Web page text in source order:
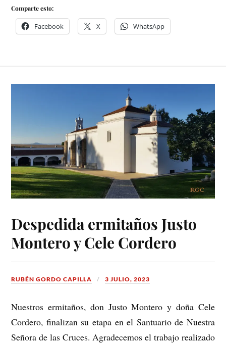
Comparte esto:
Facebook X WhatsApp
Despedida ermitaños Justo
Montero y Cele Cordero
RUBÉN GORDO CAPILLA 3 JULIO, 2023
Nuestros ermitaños, don Justo Montero y doña Cele
Cordero, finalizan su etapa en el Santuario de Nuestra
Señora de las Cruces. Agradecemos el trabajo realizado